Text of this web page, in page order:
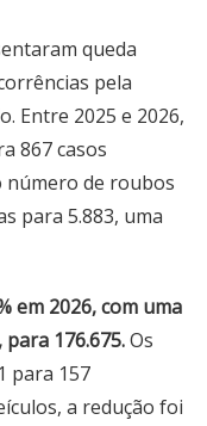
queda
pela
Entre 2025 e 2026,
867 casos
número de roubos
para 5.883, uma
em 2026, com uma
176.675.Os
para 157
a redução foi